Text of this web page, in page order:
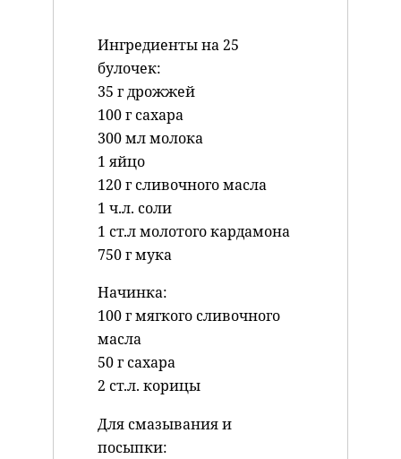
Ингредиенты на 25
булочек:
35 г дрожжей
100 г сахара
300 мл молока
1 яйцо
120 г сливочного масла
1 ч.л. соли
1 ст.л молотого кардамона
750 г мука
Начинка:
100 г мягкого сливочного
масла
50 г сахара
2 ст.л. корицы
Для смазывания и
посыпки: